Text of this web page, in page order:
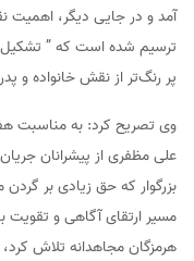
آمد و در جایی دیگر، اهمیت
ترسیم شده است که ”
پر رنگ‌تر از نقش خانواده و
وی تصریح کرد: به مناسبت
علی مظفری از پیشرانان
بزرگوار که حق زیادی بر
مسیر ارتقای آگاهی و تقویت
هرمزگان مجاهدانه تلاش